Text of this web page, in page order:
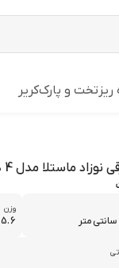
تخت و پارککریر
ماستلا مدل 4 در 1 - طوسی کرم
وزن
5.6 کیلوگرم